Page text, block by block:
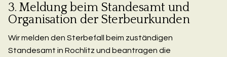
3. Meldung beim Standesamt und
Organisation der Sterbeurkunden
Wir melden den Sterbefall beim zuständigen
Standesamt in Rochlitz und beantragen die